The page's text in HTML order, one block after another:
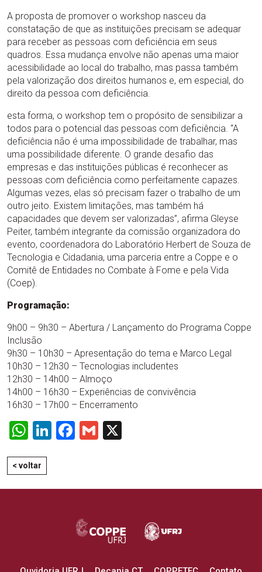
A proposta de promover o workshop nasceu da
constatação de que as instituições precisam se adequar
para receber as pessoas com deficiência em seus
quadros. Essa mudança envolve não apenas uma maior
acessibilidade ao local do trabalho, mas passa também
pela valorização dos direitos humanos e, em especial, do
direito da pessoa com deficiência.
esta forma, o workshop tem o propósito de sensibilizar a
todos para o potencial das pessoas com deficiência. “A
deficiência não é uma impossibilidade de trabalhar, mas
uma possibilidade diferente. O grande desafio das
empresas e das instituições públicas é reconhecer as
pessoas com deficiência como perfeitamente capazes.
Algumas vezes, elas só precisam fazer o trabalho de um
outro jeito. Existem limitações, mas também há
capacidades que devem ser valorizadas”, afirma Gleyse
Peiter, também integrante da comissão organizadora do
evento, coordenadora do Laboratório Herbert de Souza de
Tecnologia e Cidadania, uma parceria entre a Coppe e o
Comitê de Entidades no Combate à Fome e pela Vida
(Coep).
Programação:
9h00 – 9h30 – Abertura / Lançamento do Programa Coppe
Inclusão
9h30 – 10h30 – Apresentação do tema e Marco Legal
10h30 – 12h30 – Tecnologias includentes
12h30 – 14h00 – Almoço
14h00 – 16h30 – Experiências de convivência
16h30 – 17h00 – Encerramento
WhatsApp
LinkedIn
Facebook
Gmail
< voltar